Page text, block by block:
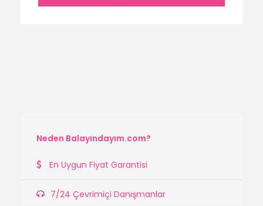
Neden Balayındayım.com?
En Uygun Fiyat Garantisi
7/24 Çevrimiçi Danışmanlar